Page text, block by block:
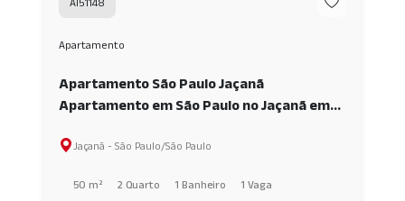
Apartamento
Apartamento São Paulo Jaçanã
Apartamento em São Paulo no Jaçanã em
Jaçanã - São Paulo/São Paulo
50 m² 2 Quarto 1 Banheiro 1 Vaga